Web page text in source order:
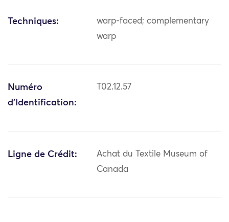
Techniques:
warp-faced; complementary
warp
Numéro
d'Identification:
T02.12.57
Ligne de Crédit:
Achat du Textile Museum of
Canada